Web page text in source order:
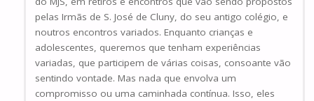
pelas Irmãs de S. José de Cluny, do seu antigo colégio, e
noutros encontros variados. Enquanto crianças e
adolescentes, queremos que tenham experiências
variadas, que participem de várias coisas, consoante vão
sentindo vontade. Mas nada que envolva um
compromisso ou uma caminhada contínua. Isso, eles